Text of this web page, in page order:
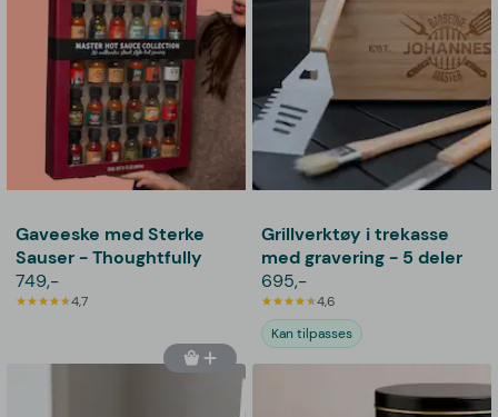
Gaveeske med Sterke
Sauser - Thoughtfully
749,-
4,7
Grillverktøy i trekasse
med gravering - 5 deler
695,-
4,6
Kan tilpasses